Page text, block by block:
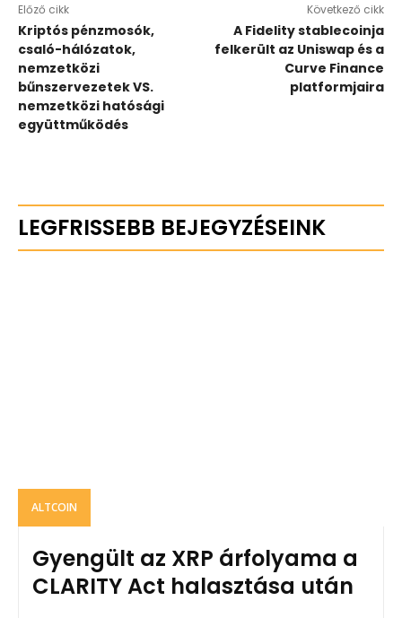
Előző cikk
Kriptós pénzmosók,
csaló-hálózatok,
nemzetközi
bűnszervezetek VS.
nemzetközi hatósági
együttműködés
Következő cikk
A Fidelity stablecoinja
felkerült az Uniswap és a
Curve Finance
platformjaira
LEGFRISSEBB BEJEGYZÉSEINK
ALTCOIN
Gyengült az XRP árfolyama a
CLARITY Act halasztása után